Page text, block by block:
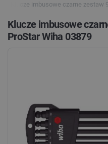
Klucze imbusowe czarne zestaw
Klucze imbusowe
ProStar Wiha 03879